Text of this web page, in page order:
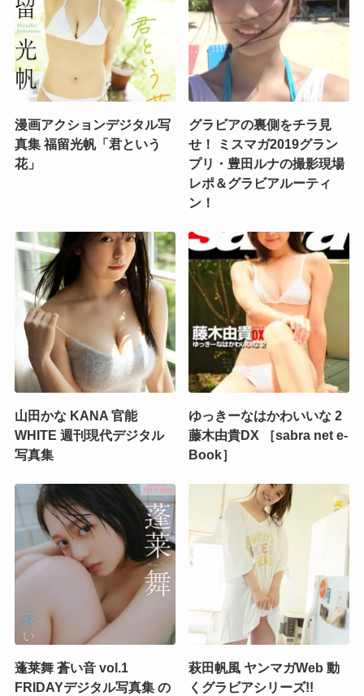
漫画アクションデジタル写
真集 福留光帆「君という
花」
グラビアの裏側をチラ見
せ！ ミスマガ2019グラン
プリ・豊田ルナの撮影現場
レポ＆グラビアルーティ
ン！
山田かな KANA 官能
WHITE 週刊現代デジタル
写真集
ゆっきーなはかわいいな 2
藤木由貴DX ［sabra net e-
Book］
蓬莱舞 蒼い音 vol.1
FRIDAYデジタル写真集 の
萩田帆風 ヤンマガWeb 動
くグラビアシリーズ!!